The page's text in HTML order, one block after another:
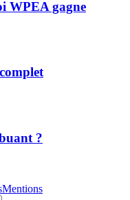
WPEA gagne
?
Mentions